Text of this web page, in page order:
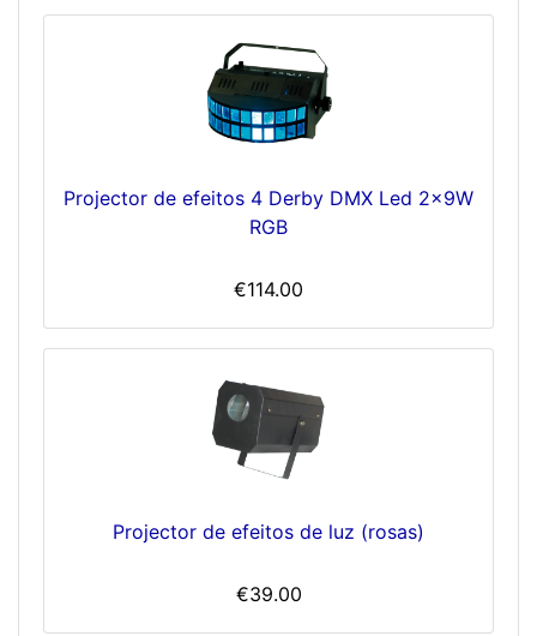
Projector de efeitos 4 Derby DMX Led 2x9W
RGB
€114.00
Projector de efeitos de luz (rosas)
€39.00